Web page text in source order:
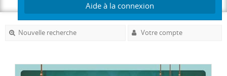
Aide à la connexion
Nouvelle recherche Votre compte